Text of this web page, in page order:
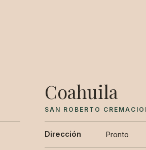
Coahuila
SAN ROBERTO
Dirección Pronto